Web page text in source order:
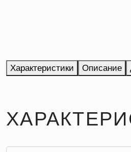
Характеристики Описание